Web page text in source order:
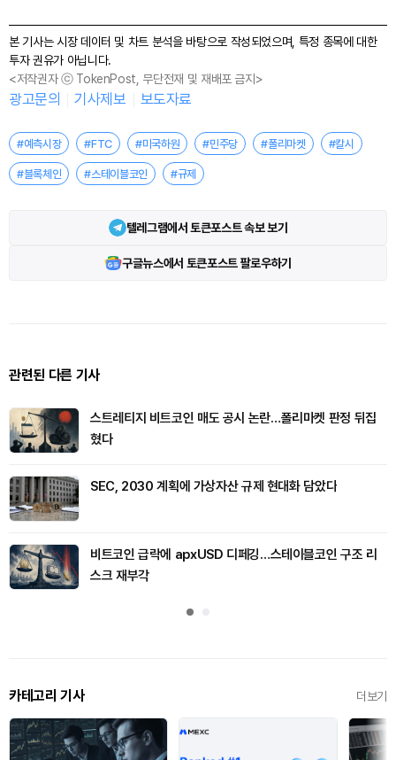
본 기사는 시장 데이터 및 차트 분석을 바탕으로 작성되었으며, 특정 종목에 대한
투자 권유가 아닙니다.
<저작권자 ⓒ TokenPost, 무단전재 및 재배포 금지>
광고문의 기사제보 보도자료
#예측시장 #FTC #미국하원 #민주당 #폴리마켓 #칼시
#블록체인 #스테이블코인 #규제
텔레그램에서 토큰포스트 속보 보기
구글뉴스에서 토큰포스트 팔로우하기
관련된 다른 기사
스트레티지 비트코인 매도 공시 논란…폴리마켓 판정 뒤집
혔다
SEC, 2030 계획에 가상자산 규제 현대화 담았다
비트코인 급락에 apxUSD 디페깅…스테이블코인 구조 리
스크 재부각
카테고리 기사 더보기